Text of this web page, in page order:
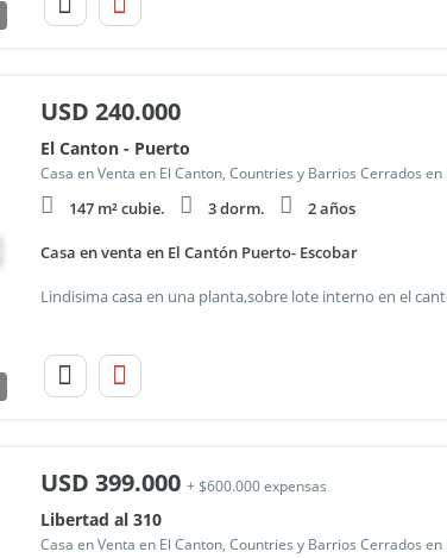
USD 240.000
El Canton - Puerto
Casa en Venta en El Canton, Countries y Barrios Cerrados en
147 m² cubie. 3 dorm. 2 años
Casa en venta en El Cantón Puerto- Escobar
USD 399.000 + $600.000 expensas
Libertad al 310
Casa en Venta en El Canton, Countries y Barrios Cerrados en